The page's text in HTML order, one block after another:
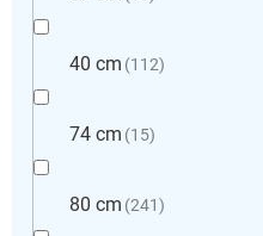
40 cm 112
74 cm 15
80 cm 241